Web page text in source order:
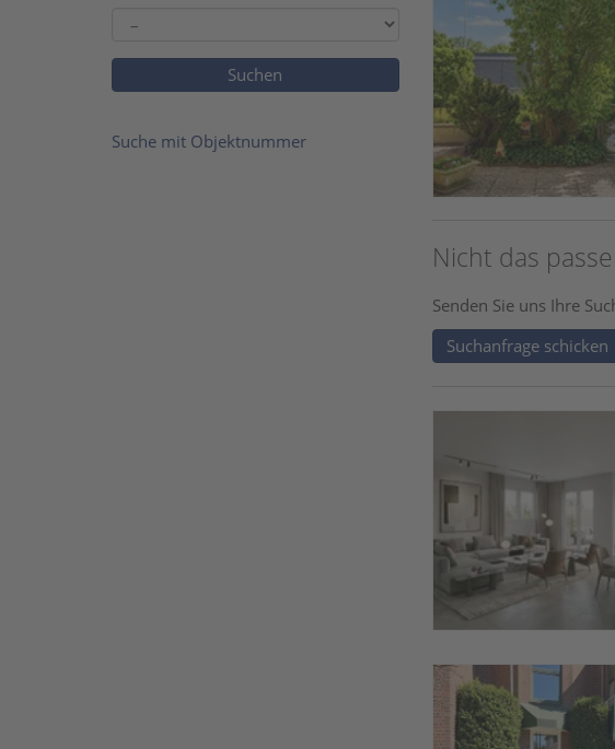
Suche mit Objektnummer
Nicht das
Senden Sie uns Ihre
Suchanfrage schicken